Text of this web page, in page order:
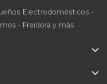
Electrodomésticos -
- Freidora y más